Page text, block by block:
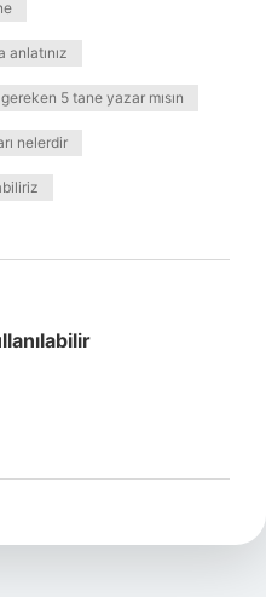
anlatınız
5 tane yazar mısın
nelerdir